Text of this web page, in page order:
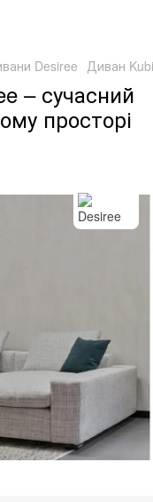
Desiree Диван
– сучасний
просторі